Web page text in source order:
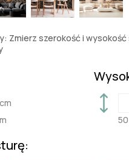
Zmierz szerokość i wysokość
cm